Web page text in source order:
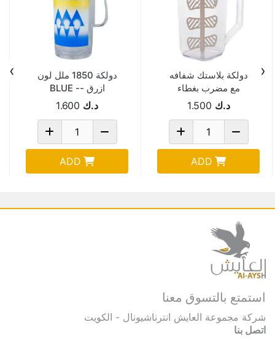
دولكة بلاستك شفافه
مع مضرب بغطاء
BOORAد.ك 1.500
ADD
دولكة 1850 ملل لون
ازرق -BLUE -
PN411K/D-PS
د.ك 1.600
ADD
‹
›
استمتع بالتسوق معنا
شركة مجموعة العايش انترناشيونال - الكويت
اتصل بنا